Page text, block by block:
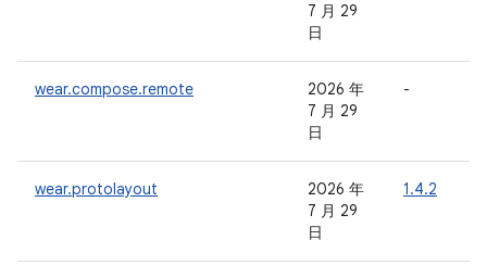
7 月 29
日
wear.compose.remote
2026 年
7 月 29
日
-
wear.protolayout
2026 年
7 月 29
日
1.4.2